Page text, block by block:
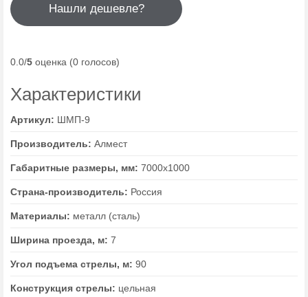
Нашли дешевле?
0.0/5 оценка (0 голосов)
Характеристики
Артикул: ШМП-9
Производитель: Алмест
Габаритные размеры, мм: 7000х1000
Страна-производитель: Россия
Материалы: металл (сталь)
Ширина проезда, м: 7
Угол подъема стрелы, м: 90
Конструкция стрелы: цельная